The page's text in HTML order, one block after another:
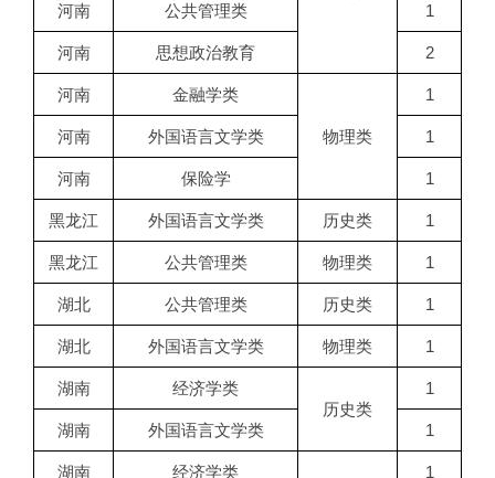
河南 公共管理类 1
河南 思想政治教育 2
河南 金融学类
物理类
1
河南 外国语言文学类 1
河南 保险学 1
黑龙江 外国语言文学类 历史类 1
黑龙江 公共管理类 物理类 1
湖北 公共管理类 历史类 1
湖北 外国语言文学类 物理类 1
湖南
经济学类
历史类
1
湖南 外国语言文学类 1
湖南
经济学类
1